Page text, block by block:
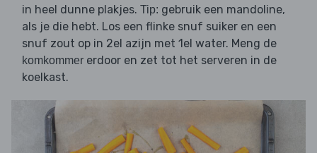
in heel dunne plakjes. Tip: gebruik een mandoline,
als je die hebt. Los een flinke snuf suiker en een
snuf zout op in 2el azijn met 1el water. Meng de
komkommer erdoor en zet tot het serveren in de
koelkast.